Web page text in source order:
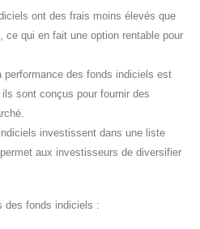
ont des frais moins élevés que
ce qui en fait une option rentable pour
performance des fonds indiciels est
sont conçus pour fournir des
investissent dans une liste
aux investisseurs de diversifier
des fonds indiciels :